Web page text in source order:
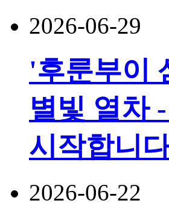
2026-06-29
'후룬부이
별빛 열차
시작합니
2026-06-22